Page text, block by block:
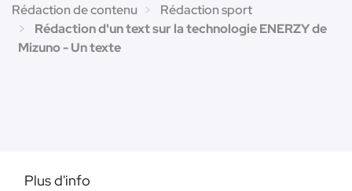
Rédaction de contenu
Rédaction sport
Rédaction d'un text sur la technologie ENERZY de
Mizuno - Un texte
Plus d'info